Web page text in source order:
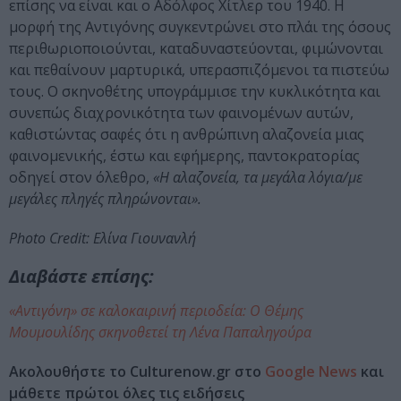
επίσης να είναι και ο Αδόλφος Χίτλερ του 1940. Η
μορφή της Αντιγόνης συγκεντρώνει στο πλάι της όσους
περιθωριοποιούνται, καταδυναστεύονται, φιμώνονται
και πεθαίνουν μαρτυρικά, υπερασπιζόμενοι τα πιστεύω
τους. Ο σκηνοθέτης υπογράμμισε την κυκλικότητα και
συνεπώς διαχρονικότητα των φαινομένων αυτών,
καθιστώντας σαφές ότι η ανθρώπινη αλαζονεία μιας
φαινομενικής, έστω και εφήμερης, παντοκρατορίας
οδηγεί στον όλεθρο, «Η αλαζονεία, τα μεγάλα λόγια/με
μεγάλες πληγές πληρώνονται».
Photo Credit: Ελίνα Γιουνανλή
Διαβάστε επίσης:
«Αντιγόνη» σε καλοκαιρινή περιοδεία: Ο Θέμης
Μουμουλίδης σκηνοθετεί τη Λένα Παπαληγούρα
Ακολουθήστε το Culturenow.gr στο Google News και
μάθετε πρώτοι όλες τις ειδήσεις